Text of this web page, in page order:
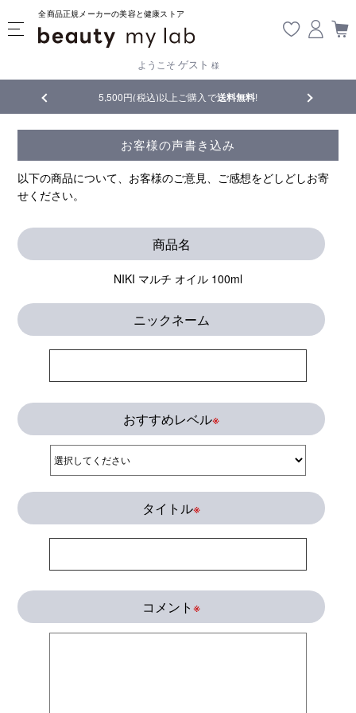
全商品正規メーカーの美容と健康ストア
ようこそ ゲスト 様
5,500円(税込)以上ご購入で送料無料! 【重要】
お客様の声書き込み
以下の商品について、お客様のご意見、ご感想をどしどしお寄
せください。
商品名
NIKI マルチ オイル 100ml
ニックネーム
おすすめレベル※
タイトル※
コメント※